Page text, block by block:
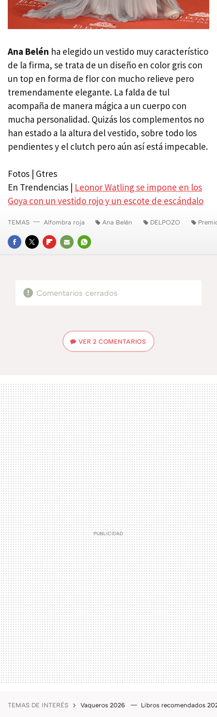
Ana Belén ha elegido un vestido muy característico
de la firma, se trata de un diseño en color gris con
un top en forma de flor con mucho relieve pero
tremendamente elegante. La falda de tul
acompaña de manera mágica a un cuerpo con
mucha personalidad. Quizás los complementos no
han estado a la altura del vestido, sobre todo los
pendientes y el clutch pero aún así está impecable.
Fotos | Gtres
En Trendencias | Leonor Watling se impone en los
Goya con un vestido rojo y un escote de escándalo
FACEBOOK
TWITTERFLIPBOARD
E-
WHATSAPP
TEMAS Alfombra roja Ana Belén DELPOZO
Comentarios cerrados
VER2 COMENTARIOS
TEMAS DE INTERÉS Vaqueros 2026 Libros recomendados